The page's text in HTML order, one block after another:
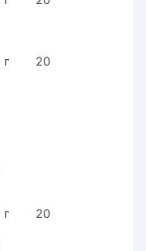
г 20
г 20